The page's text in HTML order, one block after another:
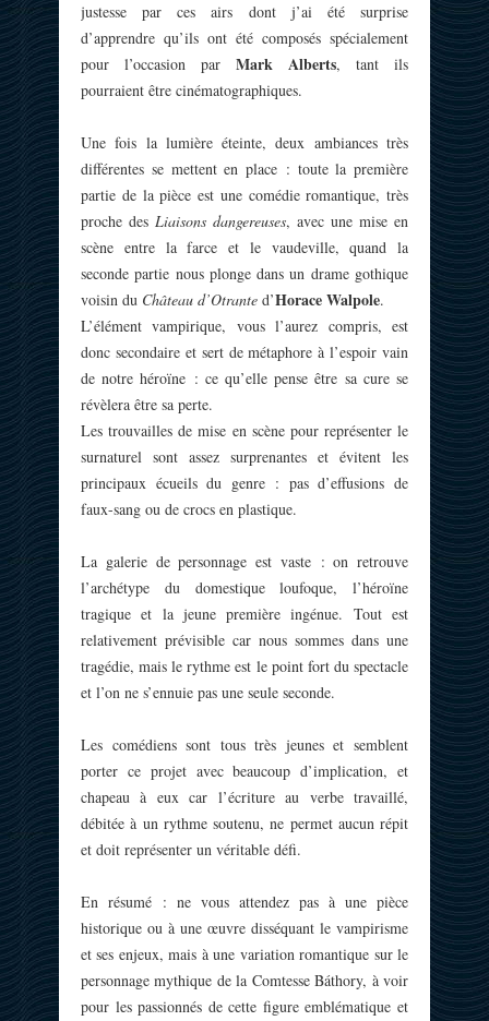
justesse par ces airs dont j’ai été surprise
d’apprendre qu’ils ont été composés spécialement
pour l’occasion par Mark Alberts, tant ils
pourraient être cinématographiques.
Une fois la lumière éteinte, deux ambiances très
différentes se mettent en place : toute la première
partie de la pièce est une comédie romantique, très
proche des Liaisons dangereuses, avec une mise en
scène entre la farce et le vaudeville, quand la
seconde partie nous plonge dans un drame gothique
voisin du Château d’Otrante d’Horace Walpole.
L’élément vampirique, vous l’aurez compris, est
donc secondaire et sert de métaphore à l’espoir vain
de notre héroïne : ce qu’elle pense être sa cure se
révèlera être sa perte.
Les trouvailles de mise en scène pour représenter le
surnaturel sont assez surprenantes et évitent les
principaux écueils du genre : pas d’effusions de
faux-sang ou de crocs en plastique.
La galerie de personnage est vaste : on retrouve
l’archétype du domestique loufoque, l’héroïne
tragique et la jeune première ingénue. Tout est
relativement prévisible car nous sommes dans une
tragédie, mais le rythme est le point fort du spectacle
et l’on ne s’ennuie pas une seule seconde.
Les comédiens sont tous très jeunes et semblent
porter ce projet avec beaucoup d’implication, et
chapeau à eux car l’écriture au verbe travaillé,
débitée à un rythme soutenu, ne permet aucun répit
et doit représenter un véritable défi.
En résumé : ne vous attendez pas à une pièce
historique ou à une œuvre disséquant le vampirisme
et ses enjeux, mais à une variation romantique sur le
personnage mythique de la Comtesse Báthory, à voir
pour les passionnés de cette figure emblématique et